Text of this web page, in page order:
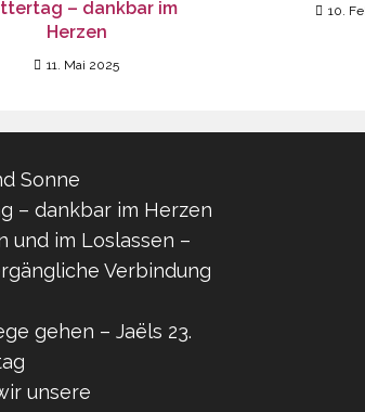
– dankbar im
Herzen
11. Mai 2025
10.
Sonne
– dankbar im Herzen
und im Loslassen –
Verbindung
gehen – Jaëls 23.
unsere